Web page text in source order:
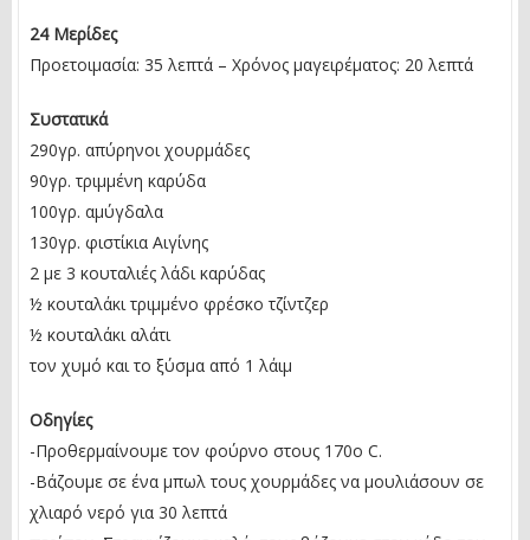
24 Μερίδες
Προετοιμασία: 35 λεπτά – Χρόνος μαγειρέματος: 20 λεπτά
Συστατικά
290γρ. απύρηνοι χουρμάδες
90γρ. τριμμένη καρύδα
100γρ. αμύγδαλα
130γρ. φιστίκια Αιγίνης
2 με 3 κουταλιές λάδι καρύδας
½ κουταλάκι τριμμένο φρέσκο τζίντζερ
½ κουταλάκι αλάτι
τον χυμό και το ξύσμα από 1 λάιμ
Οδηγίες
-Προθερμαίνουμε τον φούρνο στους 170ο C.
-Βάζουμε σε ένα μπωλ τους χουρμάδες να μουλιάσουν σε
χλιαρό νερό για 30 λεπτά